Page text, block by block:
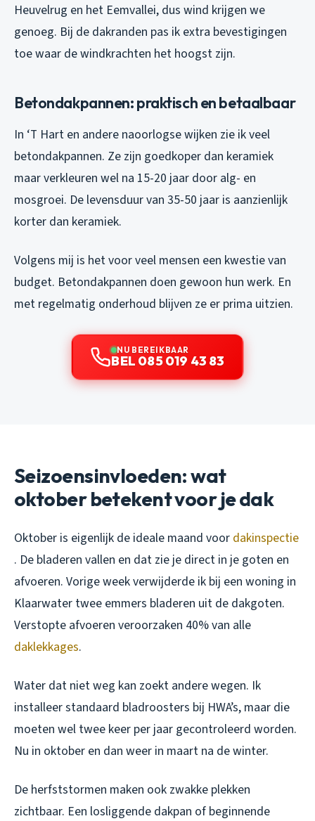
Heuvelrug en het Eemvallei, dus wind krijgen we
genoeg. Bij de dakranden pas ik extra bevestigingen
toe waar de windkrachten het hoogst zijn.
Betondakpannen: praktisch en betaalbaar
In ‘T Hart en andere naoorlogse wijken zie ik veel
betondakpannen. Ze zijn goedkoper dan keramiek
maar verkleuren wel na 15-20 jaar door alg- en
mosgroei. De levensduur van 35-50 jaar is aanzienlijk
korter dan keramiek.
Volgens mij is het voor veel mensen een kwestie van
budget. Betondakpannen doen gewoon hun werk. En
met regelmatig onderhoud blijven ze er prima uitzien.
NU BEREIKBAAR
BEL 085 019 43 83
Seizoensinvloeden: wat
oktober betekent voor je dak
Oktober is eigenlijk de ideale maand voor dakinspectie
. De bladeren vallen en dat zie je direct in je goten en
afvoeren. Vorige week verwijderde ik bij een woning in
Klaarwater twee emmers bladeren uit de dakgoten.
Verstopte afvoeren veroorzaken 40% van alle
daklekkages.
Water dat niet weg kan zoekt andere wegen. Ik
installeer standaard bladroosters bij HWA’s, maar die
moeten wel twee keer per jaar gecontroleerd worden.
Nu in oktober en dan weer in maart na de winter.
De herfststormen maken ook zwakke plekken
zichtbaar. Een losliggende dakpan of beginnende